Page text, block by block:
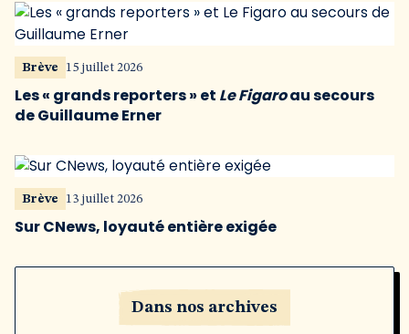
Brève 15 juillet 2026
Les « grands reporters » et Le Figaroau secours
de Guillaume Erner
Brève 13 juillet 2026
Sur CNews, loyauté entière exigée
Dans nos archives